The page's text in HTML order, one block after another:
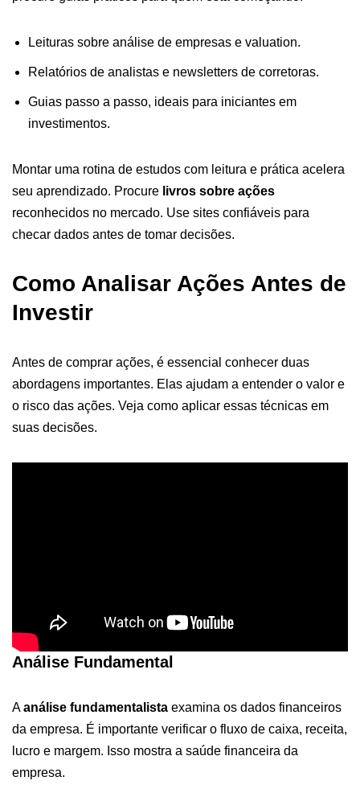
Leituras sobre análise de empresas e valuation.
Relatórios de analistas e newsletters de corretoras.
Guias passo a passo, ideais para iniciantes em
investimentos.
Montar uma rotina de estudos com leitura e prática acelera
seu aprendizado. Procure livros sobre ações
reconhecidos no mercado. Use sites confiáveis para
checar dados antes de tomar decisões.
Como Analisar Ações Antes de
Investir
Antes de comprar ações, é essencial conhecer duas
abordagens importantes. Elas ajudam a entender o valor e
o risco das ações. Veja como aplicar essas técnicas em
suas decisões.
Análise Fundamental
Aanálise fundamentalista examina os dados financeiros
da empresa. É importante verificar o fluxo de caixa, receita,
lucro e margem. Isso mostra a saúde financeira da
empresa.